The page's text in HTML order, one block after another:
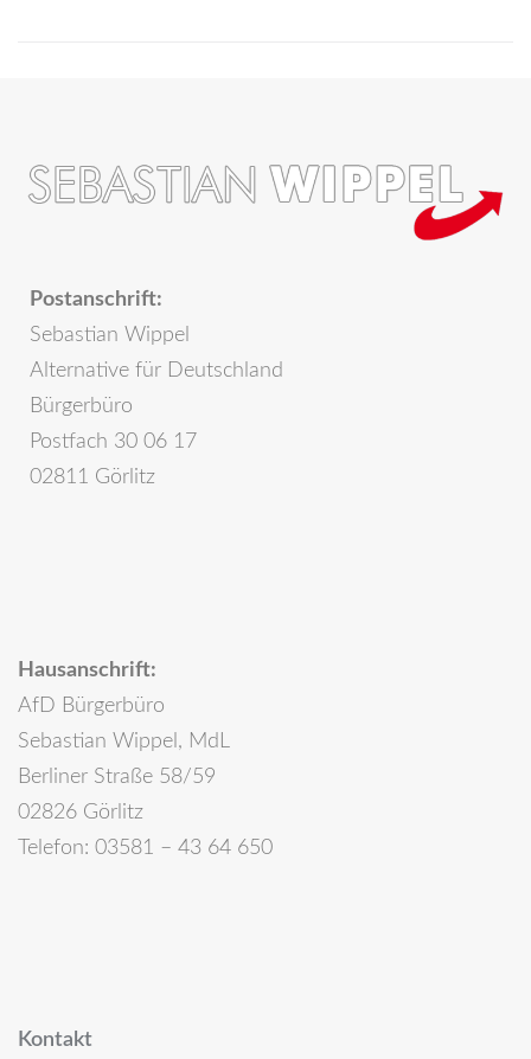
Postanschrift:
Sebastian Wippel
Alternative für Deutschland
Bürgerbüro
Postfach 30 06 17
02811 Görlitz
Hausanschrift:
AfD Bürgerbüro
Sebastian Wippel, MdL
Berliner Straße 58/59
02826 Görlitz
Telefon: 03581 – 43 64 650
Kontakt